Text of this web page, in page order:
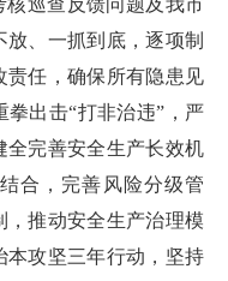
核巡查反馈问题及我市
、一抓到底，逐项制
责任，确保所有隐患见
拳出击“打非治违”，严
全完善安全生产长效机
合，完善风险分级管
推动安全生产治理模
本攻坚三年行动，坚持